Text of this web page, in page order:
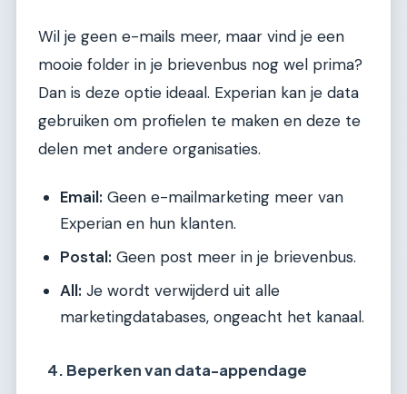
Wil je geen e-mails meer, maar vind je een
mooie folder in je brievenbus nog wel prima?
Dan is deze optie ideaal. Experian kan je data
gebruiken om profielen te maken en deze te
delen met andere organisaties.
Email: Geen e-mailmarketing meer van
Experian en hun klanten.
Postal: Geen post meer in je brievenbus.
All: Je wordt verwijderd uit alle
marketingdatabases, ongeacht het kanaal.
4. Beperken van data-appendage